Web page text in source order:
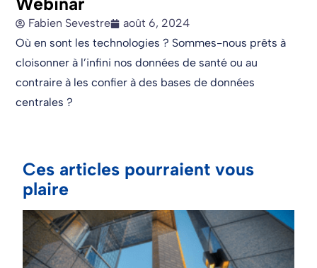
Fabien Sevestre
août 6, 2024
Où en sont les technologies ? Sommes-nous prêts à
cloisonner à l’infini nos données de santé ou au
contraire à les confier à des bases de données
centrales ?
Ces articles pourraient vous
plaire